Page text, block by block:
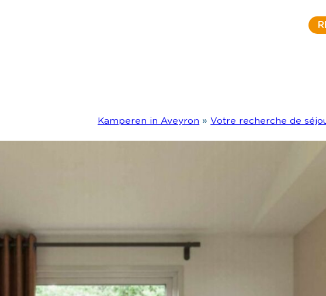
Kamperen in Aveyron »Votre recherche de